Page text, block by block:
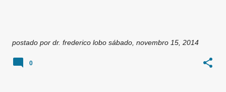
postado por dr. frederico lobo sábado, novembro 15, 2014
0